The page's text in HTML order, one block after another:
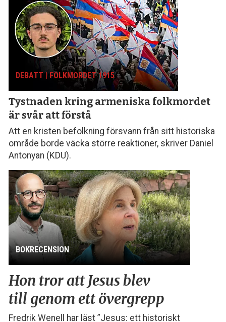
DEBATT | FOLKMORDET 1915
Tystnaden kring armeniska folk­mordet
är svår att förstå
Att en kristen befolkning försvann från sitt histo­riska
område borde väcka större reaktioner, skriver Daniel
Antonyan (KDU).
BOKRECENSION
Hon tror att Jesus blev
till genom ett övergrepp
Fredrik Wenell har läst ”Jesus: ett historiskt